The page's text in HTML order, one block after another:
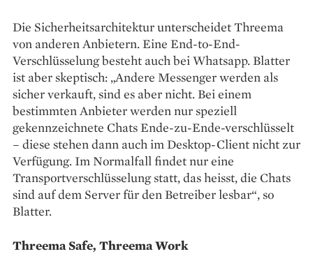
Die Sicherheitsarchitektur unterscheidet Threema
von anderen Anbietern. Eine End-to-End-
Verschlüsselung besteht auch bei Whatsapp. Blatter
ist aber skeptisch: „Andere Messenger werden als
sicher verkauft, sind es aber nicht. Bei einem
bestimmten Anbieter werden nur speziell
gekennzeichnete Chats Ende-zu-Ende-verschlüsselt
– diese stehen dann auch im Desktop-Client nicht zur
Verfügung. Im Normalfall findet nur eine
Transportverschlüsselung statt, das heisst, die Chats
sind auf dem Server für den Betreiber lesbar“, so
Blatter.
Threema Safe, Threema Work